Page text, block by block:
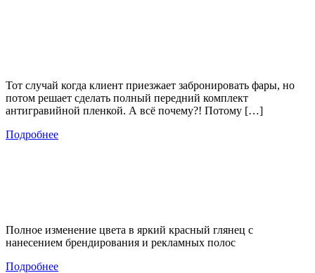
Тот случай когда клиент приезжает забронировать фары, но
потом решает сделать полный передний комплект
антигравийной пленкой. А всё почему?! Потому […]
Подробнее
Полное изменение цвета в яркий красный глянец с
нанесением брендирования и рекламных полос
Подробнее